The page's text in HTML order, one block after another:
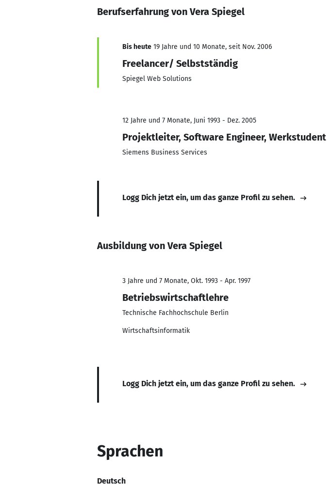
Berufserfahrung von Vera Spiegel
Bis heute 19 Jahre und 10 Monate, seit Nov. 2006
Freelancer/ Selbstständig
Spiegel Web Solutions
12 Jahre und 7 Monate, Juni 1993 - Dez. 2005
Projektleiter, Software Engineer, Werkstudent
Siemens Business Services
Logg Dich jetzt ein, um das ganze Profil zu sehen.
Ausbildung von Vera Spiegel
3 Jahre und 7 Monate, Okt. 1993 - Apr. 1997
Betriebswirtschaftlehre
Technische Fachhochschule Berlin
Wirtschaftsinformatik
Logg Dich jetzt ein, um das ganze Profil zu sehen.
Sprachen
Deutsch